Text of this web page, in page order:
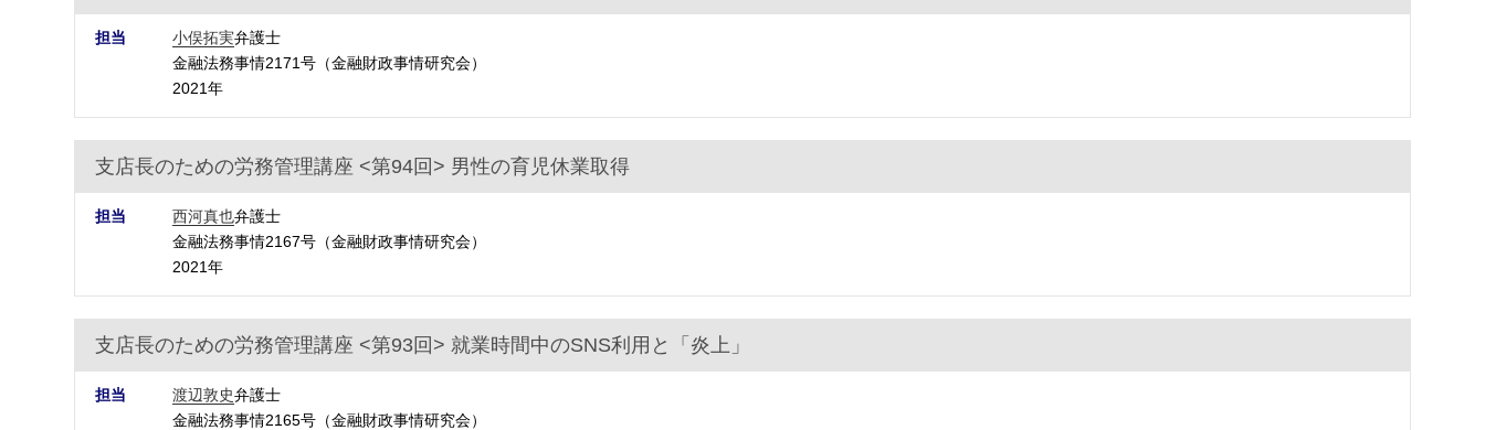
担当 小俣拓実弁護士
金融法務事情2171号（金融財政事情研究会）
2021年
支店長のための労務管理講座 <第94回> 男性の育児休業取得
担当 西河真也弁護士
金融法務事情2167号（金融財政事情研究会）
2021年
支店長のための労務管理講座 <第93回> 就業時間中のSNS利用と「炎上」
担当 渡辺敦史弁護士
金融法務事情2165号（金融財政事情研究会）